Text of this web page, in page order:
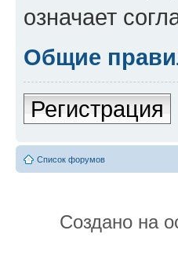
означает
Общие
Регистрация
Список форумов
Создано на